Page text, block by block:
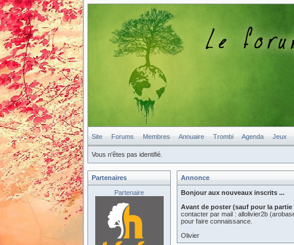
Site Forums Membres Annuaire Trombi Agenda Jeux
Vous n'êtes pas identifié.
Annonce
Bonjour aux nouveaux inscrits ...
Avant de poster (sauf pour la
contacter par mail : allolivier2b
pour faire connaissance.
Olivier
Partenaires
Partenaire